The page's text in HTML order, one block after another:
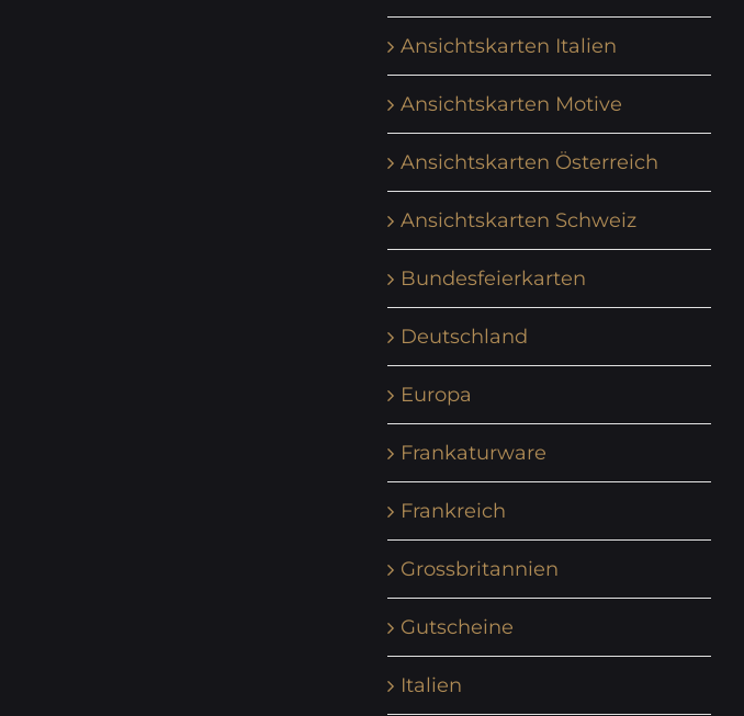
Ansichtskarten Italien
Ansichtskarten Motive
Ansichtskarten Österreich
Ansichtskarten Schweiz
Bundesfeierkarten
Deutschland
Europa
Frankaturware
Frankreich
Grossbritannien
Gutscheine
Italien